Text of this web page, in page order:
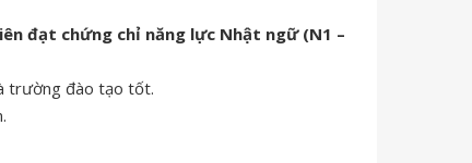
đạt chứng chỉ năng lực Nhật ngữ (N1 –
trường đào tạo tốt.